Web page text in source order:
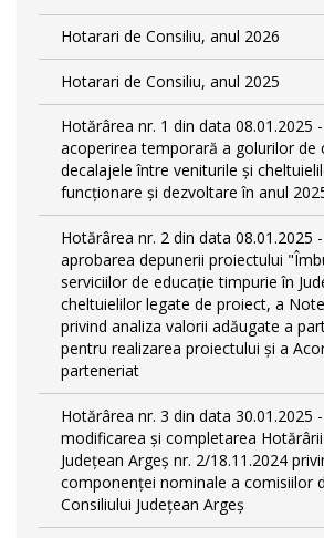
Hotarari de Consiliu, anul 2026
Hotarari de Consiliu, anul 2025
Hotărârea nr. 1 din data 08.01.2025
acoperirea temporară a golurilor de
decalajele între veniturile și
funcționare și dezvoltare în anul
Hotărârea nr. 2 din data 08.01.2025
aprobarea depunerii proiectului
serviciilor de educație timpurie în
cheltuielilor legate de proiect, a
privind analiza valorii adăugate a
pentru realizarea proiectului și a
parteneriat
Hotărârea nr. 3 din data 30.01.2025
modificarea și completarea
Județean Argeș nr. 2/18.11.2024
componenței nominale a comisiilor
Consiliului Județean Argeș